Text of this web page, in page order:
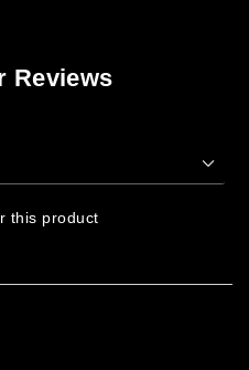
Reviews
this product